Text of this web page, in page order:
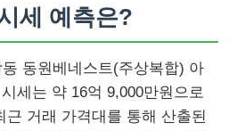
세 예측은?
동원베네스트(주상복합) 아
세는 약 16억 9,000만원으로
근 거래 가격대를 통해 산출된